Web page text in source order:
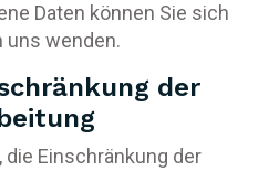
Daten können Sie sich
uns wenden.
der
die Einschränkung der